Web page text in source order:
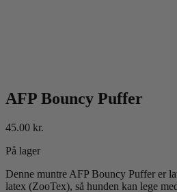
AFP Bouncy Puffer
45.00 kr.
På lager
Denne muntre AFP Bouncy Puffer er
latex (ZooTex), så hunden kan lege